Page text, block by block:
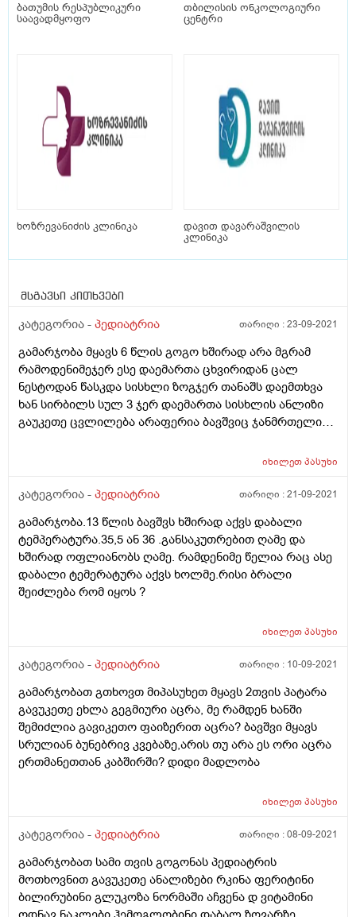
ბათუმის რესპუბლიკური
საავადმყოფო
თბილისის ონკოლოგიური
ცენტრი
ხოზრევანიძის კლინიკა
დავით დავარაშვილის
კლინიკა
მსგავსი კითხვები
კატეგორია - პედიატრია თარიღი :23-09-2021
გამარჯობა მყავს 6 წლის გოგო ხშირად არა მგრამ
რამოდენიმეჯერ ესე დაემართა ცხვირიდან ცალ
ნესტოდან წასკდა სისხლი ზოგჯერ თანაშს დაემთხვა
ხან სირბილს სულ 3 ჯერ დაემართა სისხლის ანლიზი
გაუკეთე ცვლილება არაფერია ბავშვიც ჯანმრთელია
იხილეთპასუხი
კატეგორია - პედიატრია თარიღი :21-09-2021
გამარჯობა.13 წლის ბავშვს ხშირად აქვს დაბალი
ტემპერატურა.35,5 ან 36 .განსაკუთრებით ღამე და
ხშირად ოფლიანობს ღამე. რამდენიმე წელია რაც ასე
დაბალი ტემერატურა აქვს ხოლმე.რისი ბრალი
შეიძლება რომ იყოს ?
იხილეთპასუხი
კატეგორია - პედიატრია თარიღი : 10-09-2021
გამარჯობათ გთხოვთ მიპასუხეთ მყავს 2თვის პატარა
გავუკეთე ეხლა გეგმიური აცრა, მე რამდენ ხანში
შემიძლია გავიკეთო ფაიზერით აცრა? ბავშვი მყავს
სრულიან ბუნებრივ კვებაზე,არის თუ არა ეს ორი აცრა
ერთმანეთთან კაბშირში? დიდი მადლობა
იხილეთპასუხი
კატეგორია - პედიატრია თარიღი :08-09-2021
გამარჯობათ სამი თვის გოგონას პედიატრის
მოთხოვნით გავუკეთე ანალიზები რკინა ფერიტინი
ბილირუბინი გლუკოზა ნორმაში აჩვენა დ ვიტამინი